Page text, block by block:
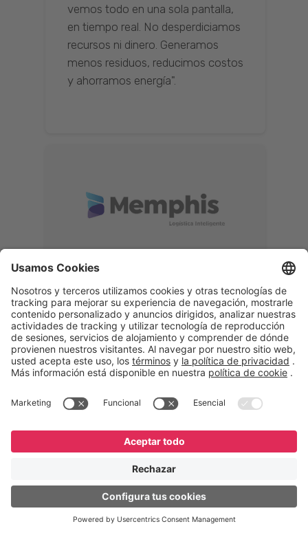
vemos todo en una sola pantalla,
en tiempo real. No desperdiciamos
recursos ni dinero. Generamos
menos residuos, reducimos costos
y ahorramos energía".
Memphis
Eduardo Ribeiro
CEO
“Con GeneXus desarrollamos una
acompañar todas las etapas de la
verificar, analizar, reacondicionar y
garantizando calidad y reduciendo
costos”.